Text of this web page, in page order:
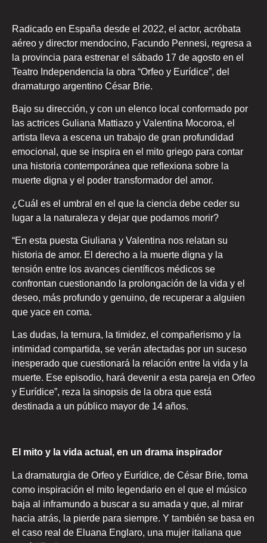
Radicado en España desde el 2022, el actor, acróbata
aéreo y director mendocino, Facundo Pennesi, regresa a
la provincia para estrenar el sábado 17 de agosto en el
Teatro Independencia la obra “Orfeo y Eurídice”, del
dramaturgo argentino César Brie.
Bajo su dirección, y con un elenco local conformado por
las actrices Guliana Mattiazo y Valentina Mocoroa, el
artista lleva a escena un trabajo de gran profundidad
emocional, que se inspira en el mito griego para contar
una historia contemporánea que reflexiona sobre la
muerte digna y el poder transformador del amor.
¿Cuál es el umbral en el que la ciencia debe ceder su
lugar a la naturaleza y dejar que podamos morir?
“En esta puesta Giuliana y Valentina nos relatan su
historia de amor. El derecho a la muerte digna y la
tensión entre los avances científicos médicos se
confrontan cuestionando la prolongación de la vida y el
deseo, más profundo y genuino, de recuperar a alguien
que yace en coma.
Las dudas, la ternura, la timidez, el compañerismo y la
intimidad compartida, se verán afectadas por un suceso
inesperado que cuestionará la relación entre la vida y la
muerte. Ese episodio, hará devenir a esta pareja en Orfeo
y Eurídice”, reza la sinopsis de la obra que está
destinada a un público mayor de 14 años.
El mito y la vida actual, en un drama inspirador
La dramaturgia de Orfeo y Eurídice, de César Brie, toma
como inspiración el mito legendario en el que el músico
baja al inframundo a buscar a su amada y que, al mirar
hacia atrás, la pierde para siempre. Y también se basa en
el caso real de Eluana Englaro, una mujer italiana que